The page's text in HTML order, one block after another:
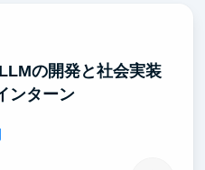
につけた人脈や経験は今
の経験に活きるはずで
の開発と社会実装
ンターン